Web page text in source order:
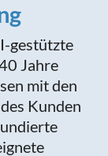
gestützte
Jahre
mit den
Kunden